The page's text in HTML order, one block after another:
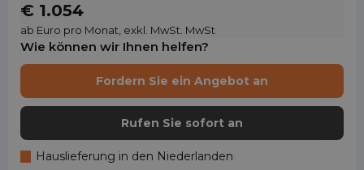
€ 1.054
ab Euro pro Monat, exkl. MwSt. MwSt
Wie können wir Ihnen helfen?
Fordern Sie ein Angebot an
Rufen Sie sofort an
Hauslieferung in den Niederlanden